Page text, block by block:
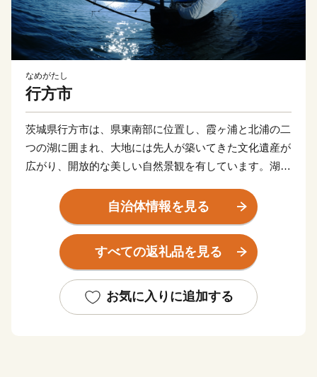
なめがたし
行方市
茨城県行方市は、県東南部に位置し、霞ヶ浦と北浦の二
つの湖に囲まれ、大地には先人が築いてきた文化遺産が
広がり、開放的な美しい自然景観を有しています。湖と
をとらえ、癒してきました。豊かな風土に包まれて織り
なされてきたまち、行方市です。
自治体情報を見る
すべての返礼品を見る
お気に入りに追加する